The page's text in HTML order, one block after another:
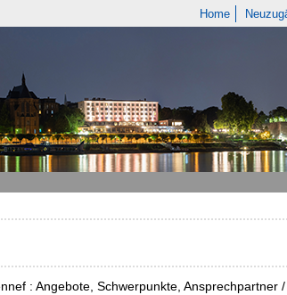
Home
: Angebote, Schwerpunkte, Ansprechpartner